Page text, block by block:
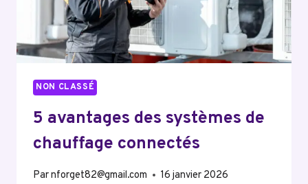
NON CLASSÉ
5 avantages des systèmes de
chauffage connectés
Parnforget82@gmail.com 16 janvier 2026